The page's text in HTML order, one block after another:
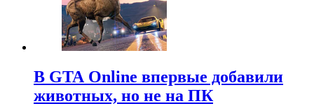
В GTA Online впервые добавили
животных, но не на ПК